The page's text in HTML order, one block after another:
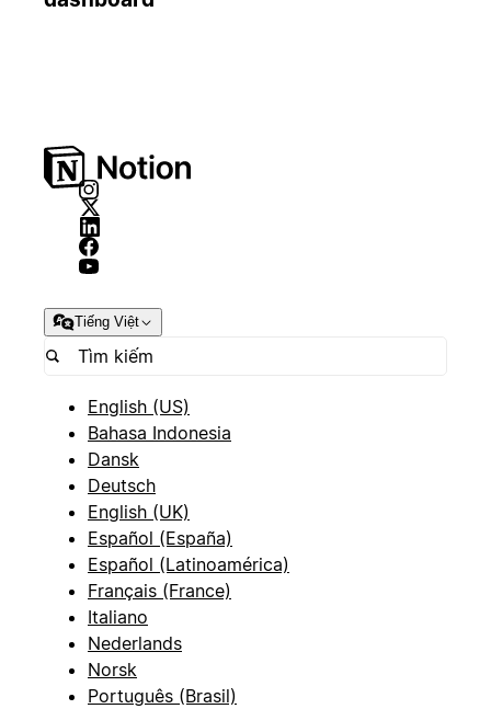
Tiếng Việt
English (US)
Bahasa Indonesia
Dansk
Deutsch
English (UK)
Español (España)
Español (Latinoamérica)
Français (France)
Italiano
Nederlands
Norsk
Português (Brasil)